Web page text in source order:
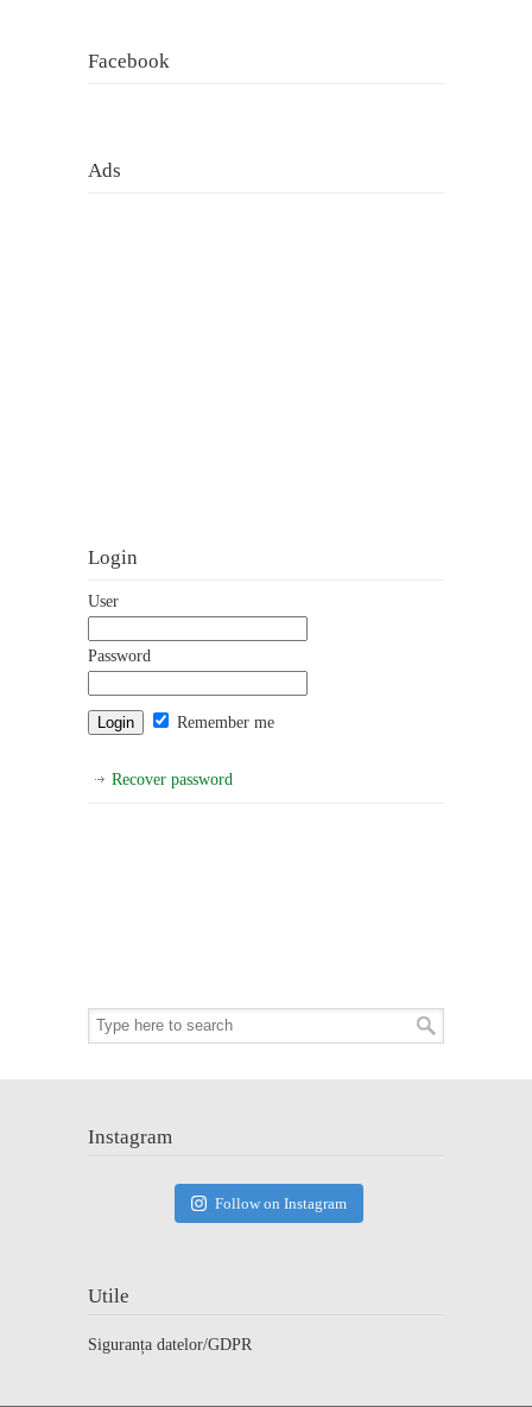
Facebook
Ads
Login
User
Password
Remember me
Recover password
Instagram
Follow on Instagram
Utile
Siguranța datelor/GDPR